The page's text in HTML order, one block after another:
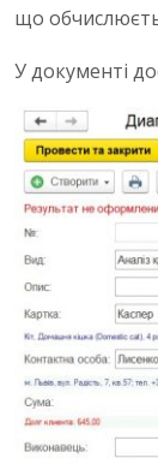
що
У документі